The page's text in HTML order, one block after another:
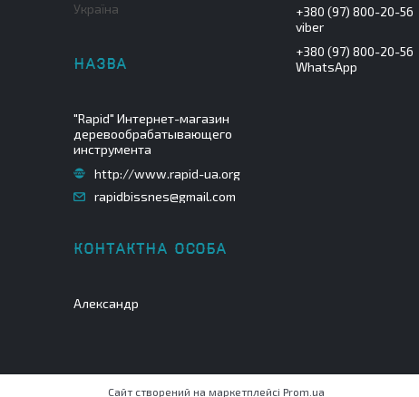
Україна
"Rapid" Интернет-магазин
деревообрабатывающего
инструмента
http://www.rapid-ua.org
rapidbissnes@gmail.com
Александр
+380 (97) 800-20-56
viber
+380 (97) 800-20-56
WhatsApp
Сайт створений на маркетплейсі Prom.ua